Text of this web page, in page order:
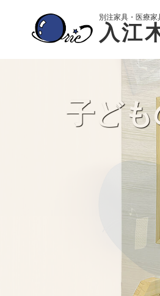
別注家具・医療家
入江
子ど